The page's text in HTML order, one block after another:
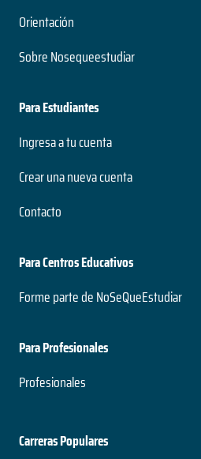
Orientación
Sobre Nosequeestudiar
Para Estudiantes
Ingresa a tu cuenta
Crear una nueva cuenta
Contacto
Para Centros Educativos
Forme parte de NoSeQueEstudiar
Para Profesionales
Profesionales
Carreras Populares